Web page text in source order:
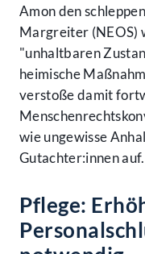
Amon den
Margreiter (NEOS)
"unhaltbaren
heimische
verstoße damit
wie ungewisse
Gutachter:innen auf.
Pflege: